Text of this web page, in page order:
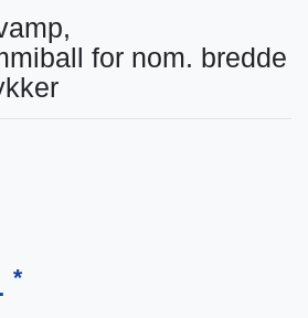
for nom. bredde
*